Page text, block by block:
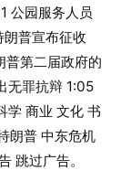
公园服务人员
普宣布征收
普第二届政府的
无罪抗辩 1:05
学 商业 文化 书
朗普 中东危机
跳过广告。